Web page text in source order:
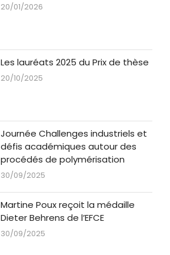
20/01/2026
Les lauréats 2025 du Prix de thèse
20/10/2025
Journée Challenges industriels et
défis académiques autour des
procédés de polymérisation
30/09/2025
Martine Poux reçoit la médaille
Dieter Behrens de l’EFCE
30/09/2025